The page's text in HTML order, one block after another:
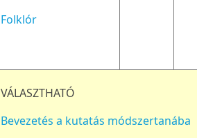
Folklór
VÁLASZTHATÓ
Bevezetés a kutatás módszertanába